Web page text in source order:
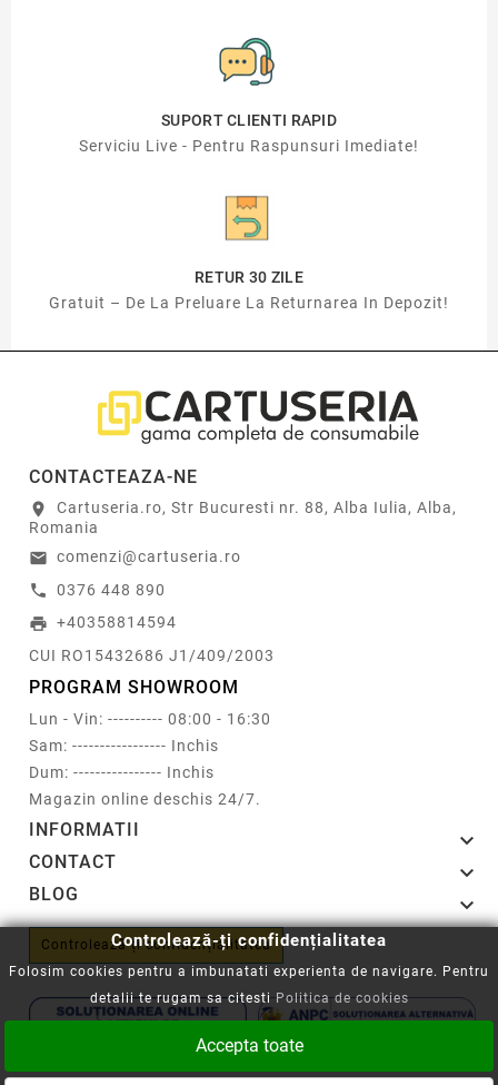
SUPORT CLIENTI RAPID
Serviciu Live - Pentru Raspunsuri Imediate!
RETUR 30 ZILE
Gratuit – De La Preluare La Returnarea In Depozit!
CONTACTEAZA-NE
location_on
Cartuseria.ro, Str Bucuresti nr. 88, Alba Iulia, Alba,
Romania
email comenzi@cartuseria.ro
call 0376 448 890
print +40358814594
CUI RO15432686 J1/409/2003
PROGRAM SHOWROOM
Lun - Vin: ---------- 08:00 - 16:30
Sam: ----------------- Inchis
Dum: ---------------- Inchis
Magazin online deschis 24/7.
INFORMATII 
CONTACT 
BLOG 
Controlează-ți confidențialitatea
Controlează-ți confidențialitatea
Folosim cookies pentru a imbunatati experienta de navigare. Pentru
detalii te rugam sa citestiPolitica de cookies
Accepta toate